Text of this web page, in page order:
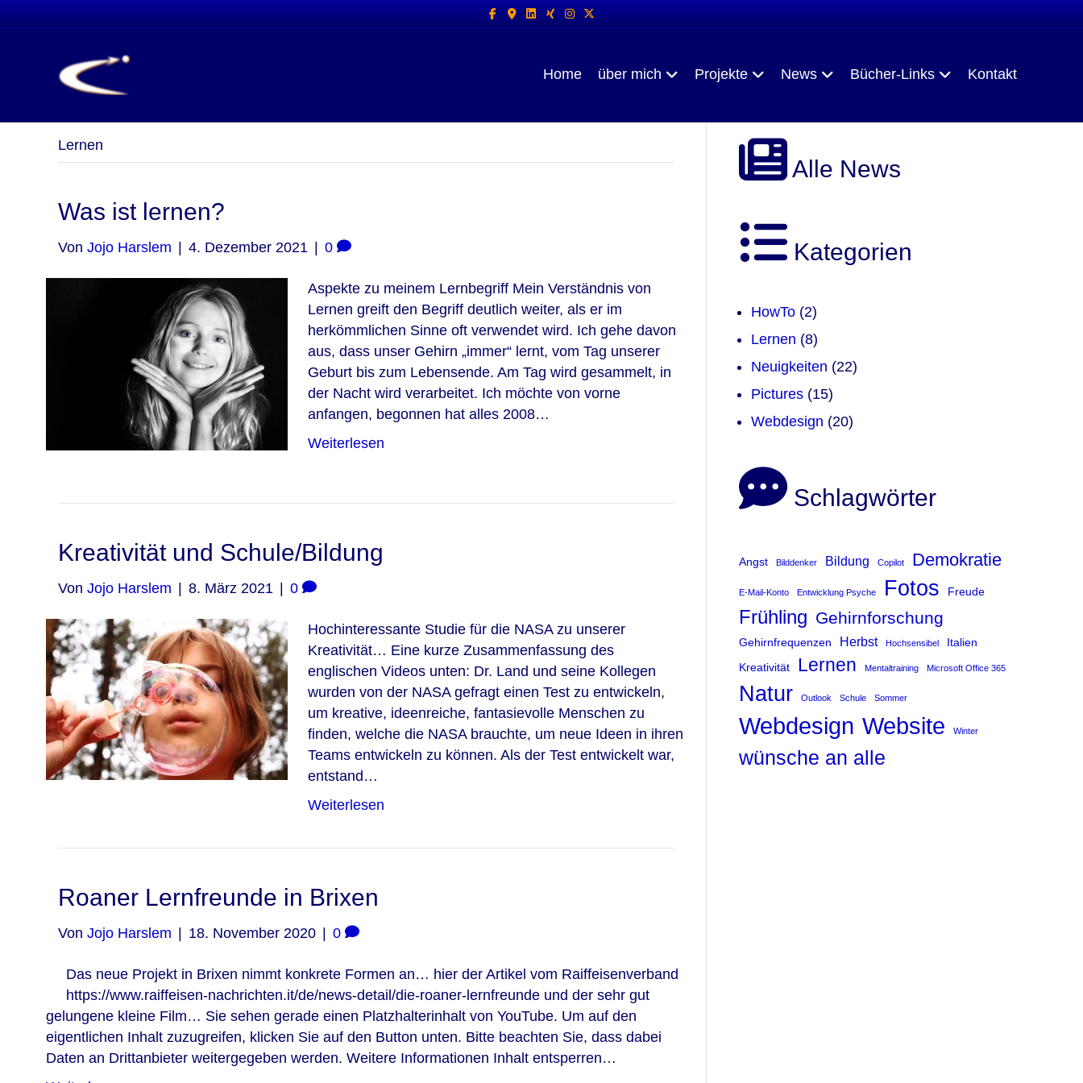
FacebookGoogle-maps
Linkedin
Xing InstagramX-twitter
Home über mich Projekte News Bücher-Links Kontakt
Lernen
Was ist lernen?
Von Jojo Harslem 4. Dezember 2021 0
Aspekte zu meinem Lernbegriff Mein Verständnis von
Lernen greift den Begriff deutlich weiter, als er im
herkömmlichen Sinne oft verwendet wird. Ich gehe davon
aus, dass unser Gehirn „immer“ lernt, vom Tag unserer
Geburt bis zum Lebensende. Am Tag wird gesammelt, in
der Nacht wird verarbeitet. Ich möchte von vorne
anfangen, begonnen hat alles 2008…
Weiterlesen
Kreativität und Schule/Bildung
Von Jojo Harslem 8. März 2021 0
Hochinteressante Studie für die NASA zu unserer
Kreativität… Eine kurze Zusammenfassung des
englischen Videos unten: Dr. Land und seine Kollegen
wurden von der NASA gefragt einen Test zu entwickeln,
um kreative, ideenreiche, fantasievolle Menschen zu
finden, welche die NASA brauchte, um neue Ideen in ihren
Teams entwickeln zu können. Als der Test entwickelt war,
entstand…
Weiterlesen
Roaner Lernfreunde in Brixen
Von Jojo Harslem 18. November 2020 0
Das neue Projekt in Brixen nimmt konkrete Formen an… hier der Artikel vom Raiffeisenverband
https://www.raiffeisen-nachrichten.it/de/news-detail/die-roaner-lernfreunde und der sehr gut
gelungene kleine Film… Sie sehen gerade einen Platzhalterinhalt von YouTube. Um auf den
eigentlichen Inhalt zuzugreifen, klicken Sie auf den Button unten. Bitte beachten Sie, dass dabei
Daten an Drittanbieter weitergegeben werden. Weitere Informationen Inhalt entsperren…
Alle News
Kategorien
HowTo (2)
Lernen (8)
Neuigkeiten (22)
Pictures (15)
Webdesign (20)
Schlagwörter
Angst Bilddenker Bildung Copilot Demokratie
E-Mail-Konto Entwicklung Psyche Fotos Freude
Frühling Gehirnforschung
Gehirnfrequenzen Herbst Hochsensibel
Italien
Kreativität
Lernen Mentaltraining Microsoft Office 365
Natur Outlook Schule Sommer
Webdesign Website Winter
wünsche an alle